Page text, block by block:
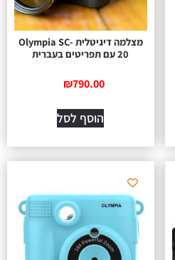
מצלמה דיגיטלית Olympia SC-
20 עם תפריטים בעברית
₪790.00
הוסף לסל